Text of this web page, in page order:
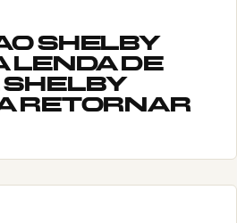
SHELBY
LENDA DE
RETORNAR